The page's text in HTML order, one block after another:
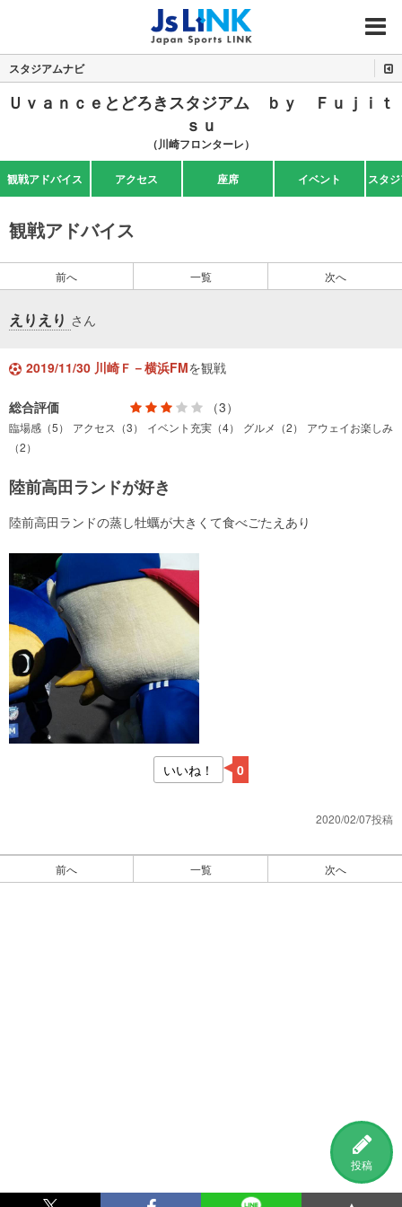
MENU
投稿
スタジアムナビ
Ｕｖａｎｃｅとどろきスタジアム ｂｙ Ｆｕｊｉｔ
ｓｕ
（川崎フロンターレ）
観戦アドバイス アクセス 座席 イベント スタ
観戦アドバイス
前へ 一覧 次へ
えりえり さん
2019/11/30 川崎Ｆ－横浜FMを観戦
総合評価 （3）
臨場感（5） アクセス（3） イベント充実（4） グルメ（2）
アウェイお楽しみ
（2）
陸前高田ランドが好き
陸前高田ランドの蒸し牡蠣が大きくて食べごたえあり
いいね！ 0
2020/02/07投稿
前へ 一覧 次へ